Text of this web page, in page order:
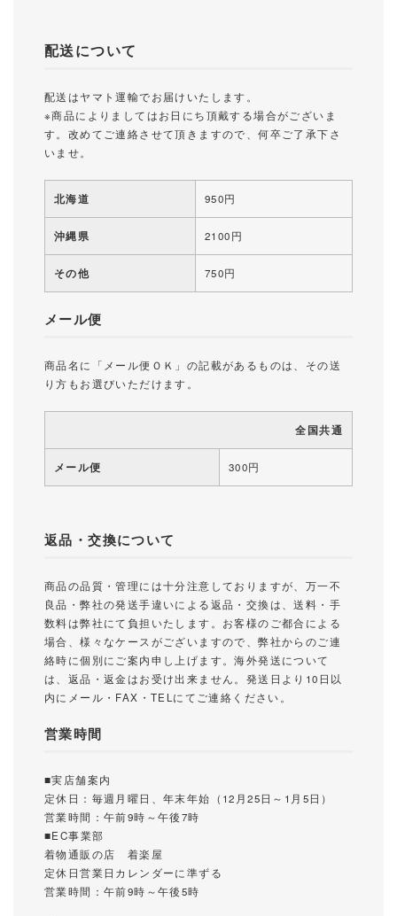
配送について
配送はヤマト運輸でお届けいたします。
※商品によりましてはお日にち頂戴する場合がございま
す。改めてご連絡させて頂きますので、何卒ご了承下さ
いませ。
北海道 950円
沖縄県 2100円
その他 750円
メール便
商品名に「メール便ＯＫ」の記載があるものは、その送
り方もお選びいただけます。
全国共通
メール便 300円
返品・交換について
商品の品質・管理には十分注意しておりますが、万一不
良品・弊社の発送手違いによる返品・交換は、送料・手
数料は弊社にて負担いたします。お客様のご都合による
場合、様々なケースがございますので、弊社からのご連
絡時に個別にご案内申し上げます。海外発送について
は、返品・返金はお受け出来ません。発送日より10日以
内にメール・FAX・TELにてご連絡ください。
営業時間
■実店舗案内
定休日：毎週月曜日、年末年始（12月25日～1月5日）
営業時間：午前9時～午後7時
■EC事業部
着物通販の店 着楽屋
定休日営業日カレンダーに準ずる
営業時間：午前9時～午後5時